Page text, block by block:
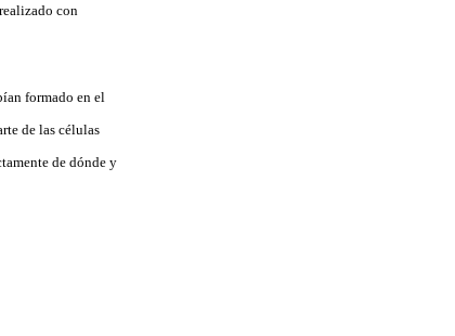
con
formado en el
de las células
de dónde y